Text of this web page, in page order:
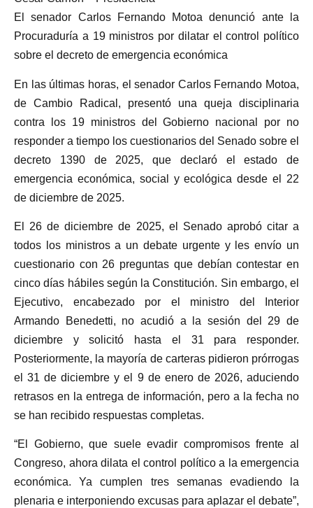
El senador Carlos Fernando Motoa denunció ante la
Procuraduría a 19 ministros por dilatar el control político
sobre el decreto de emergencia económica
En las últimas horas, el senador Carlos Fernando Motoa,
de Cambio Radical, presentó una queja disciplinaria
contra los 19 ministros del Gobierno nacional por no
responder a tiempo los cuestionarios del Senado sobre el
decreto 1390 de 2025, que declaró el estado de
emergencia económica, social y ecológica desde el 22
de diciembre de 2025.
El 26 de diciembre de 2025, el Senado aprobó citar a
todos los ministros a un debate urgente y les envío un
cuestionario con 26 preguntas que debían contestar en
cinco días hábiles según la Constitución. Sin embargo, el
Ejecutivo, encabezado por el ministro del Interior
Armando Benedetti, no acudió a la sesión del 29 de
diciembre y solicitó hasta el 31 para responder.
Posteriormente, la mayoría de carteras pidieron prórrogas
el 31 de diciembre y el 9 de enero de 2026, aduciendo
retrasos en la entrega de información, pero a la fecha no
se han recibido respuestas completas.
“El Gobierno, que suele evadir compromisos frente al
Congreso, ahora dilata el control político a la emergencia
económica. Ya cumplen tres semanas evadiendo la
plenaria e interponiendo excusas para aplazar el debate”,